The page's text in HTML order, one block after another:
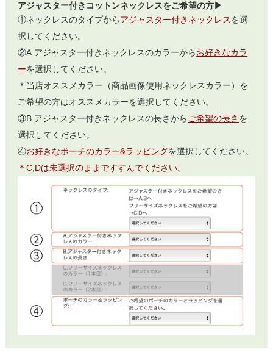
アジャスター付きコットンネックレスをご希望の方▶
①ネックレスのタイプから アジャスター付きネックレス を選
択してください。
②A.アジャスター付きネックレスのカラーから お好きなカラ
ーを選択してください。
＊当店オススメカラー（商品画像使用ネックレスカラー）を
ご希望の方はオススメカラーを選択してください。
③B.アジャスター付きネックレスの長さから ご希望の長さ を
選択してください。
④お好きなポーチのカラー&ラッピングを選択してください。
＊C,Dは未選択のままですすんでください。